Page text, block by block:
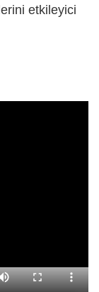
etkileyici